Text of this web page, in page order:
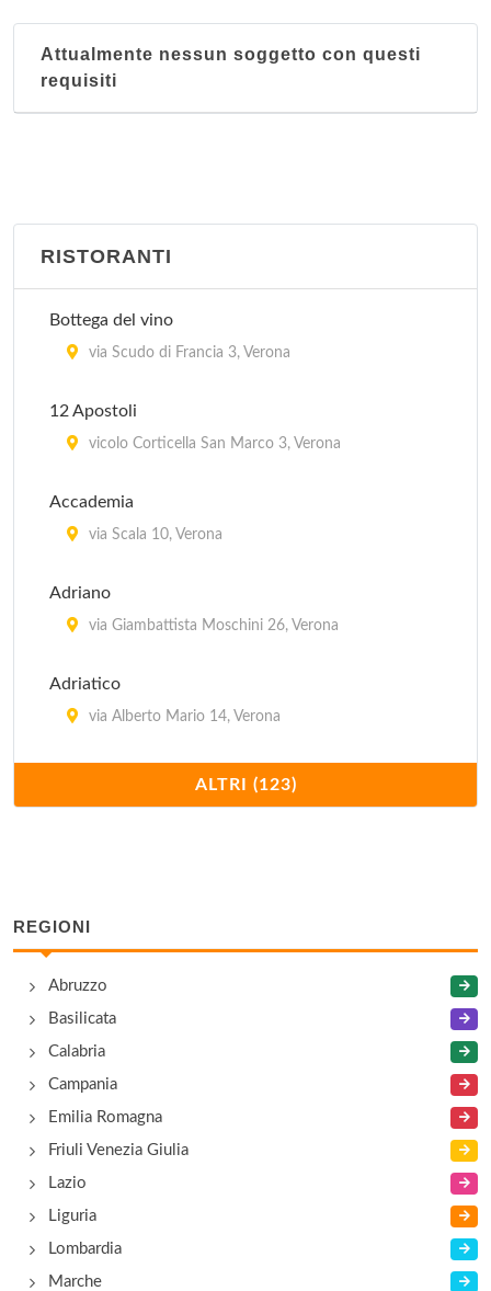
Attualmente nessun soggetto con questi
requisiti
RISTORANTI
Bottega del vino
via Scudo di Francia 3, Verona
12 Apostoli
vicolo Corticella San Marco 3, Verona
Accademia
via Scala 10, Verona
Adriano
via Giambattista Moschini 26, Verona
Adriatico
via Alberto Mario 14, Verona
piazzetta Alcide de Gasperi 2, Verona
Al Bracere
via Adigetto 6/A, Verona
Al Bracere
via Adigetto 6/A, Verona
Al capitan della cittadella
ALTRI (123)
REGIONI
Abruzzo
Basilicata
Calabria
Campania
Emilia Romagna
Friuli Venezia Giulia
Lazio
Liguria
Lombardia
Marche